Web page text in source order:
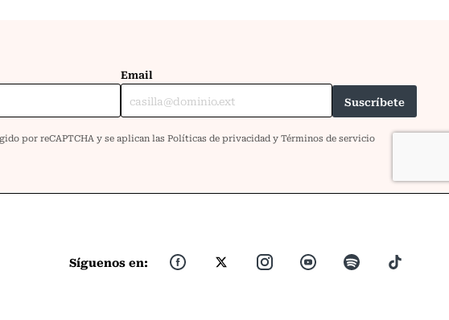
Síguenos en: